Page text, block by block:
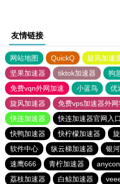
友情链接
网站地图 QuickQ 旋风加速
坚果加速器
tiktok加速器
狗
免费vqn外网加速
小蓝鸟 优
旋风加速器
免费vps加速器外网
快连加速器
快连加速器官网入口
快鸭加速器
快柠檬加速器
软件中心
纵云梯加速器 银
速鹰666
青柠加速器
荔枝加速器
白鲸加速器